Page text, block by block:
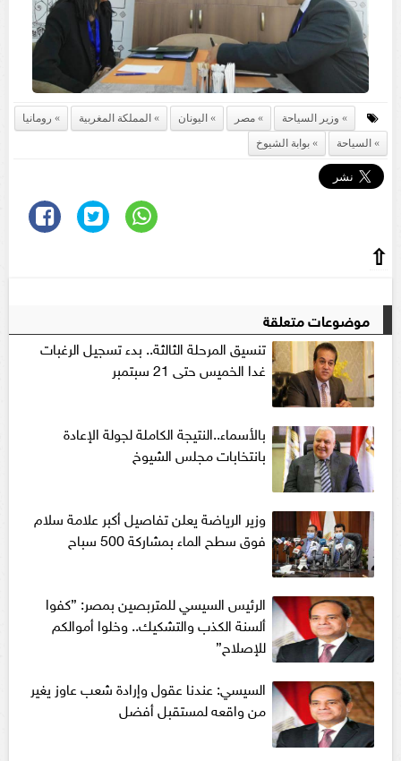
وزير السياحة مصر اليونان المملكة المغربية
رومانيا
السياحة
بوابة الشيوخ
⇧
موضوعات متعلقة
تنسيق المرحلة الثالثة.. بدء تسجيل الرغبات
غدا الخميس حتى 21 سبتمبر
بالأسماء..النتيجة الكاملة لجولة الإعادة
بانتخابات مجلس الشيوخ
وزير الرياضة يعلن تفاصيل أكبر علامة سلام
فوق سطح الماء بمشاركة 500 سباح
الرئيس السيسي للمتربصين بمصر: ”كفوا
ألسنة الكذب والتشكيك.. وخلوا أموالكم
للإصلاح”
السيسي: عندنا عقول وإرادة شعب عاوز يغير
من واقعه لمستقبل أفضل